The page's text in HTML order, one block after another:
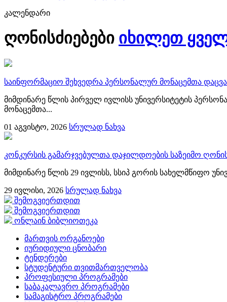
კალენდარი
ღონისძიებები იხილეთ
საინფორმაციო შეხვედრა პერსონალურ მონაცემთა
მიმდინარე წლის პირველ ივლისს უნივერსიტეტის
მონაცემთა...
01 აგვისტო, 2026 სრულად ნახვა
კონკურსის გამარჯვებულთა დაჯილდოების საზეიმო
მიმდინარე წლის 29 ივლისს, სსიპ გორის სახელმწიფო
29 ივლისი, 2026 სრულად ნახვა
შემოგვიერთდით
შემოგვიერთდით
ონლაინ ბიბლიოთეკა
მართვის ორგანოები
იურიდიული ცნობარი
ტენდერები
სტუდენტური თვითმართველობა
პროფესიული პროგრამები
საბაკალავრო პროგრამები
სამაგისტრო პროგრამები